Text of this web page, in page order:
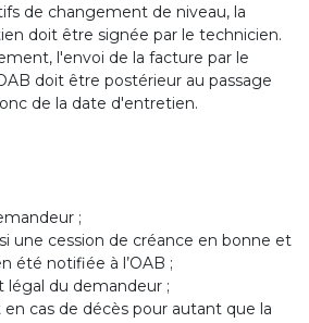
de changement de niveau, la
doit être signée par le technicien.
l'envoi de la facture par le
doit être postérieur au passage
de la date d'entretien.
;
une cession de créance en bonne et
été notifiée à l’OAB ;
légal du demandeur ;
en cas de décès pour autant que la